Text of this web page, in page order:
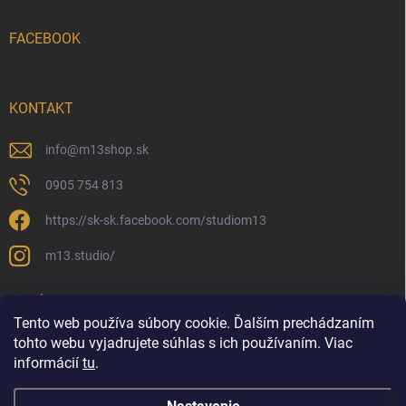
Tento web používa súbory cookie. Ďalším prechádzaním
tohto webu vyjadrujete súhlas s ich používaním. Viac
informácií tu.
FACEBOOK
KONTAKT
info@m13shop.sk
0905 754 813
https://sk-sk.facebook.com/studiom13
m13.studio/